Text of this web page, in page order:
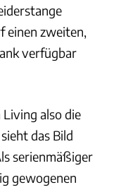
einen zweiten,
verfügbar
Living also die
das Bild
serienmäßiger
gewogenen